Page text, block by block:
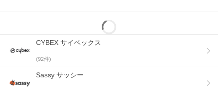
CYBEX サイベックス
(92件)
Sassy サッシー